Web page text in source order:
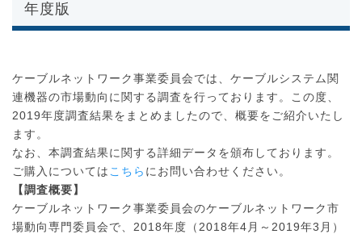
社会システム事業委員会
ＡＶサービスサポート委員会
自主統計
民生用電子機器
受信システム機器
ケーブルテレビ関連機器
年度版
ケーブルネットワーク事業委員会では、ケーブルシステム関
連機器の市場動向に関する調査を行っております。この度、
2019年度調査結果をまとめましたので、概要をご紹介いたし
ます。
なお、本調査結果に関する詳細データを頒布しております。
ご購入については こちら にお問い合わせください。
【調査概要】
ケーブルネットワーク事業委員会のケーブルネットワーク市
場動向専門委員会で、2018年度（2018年4月～2019年3月）